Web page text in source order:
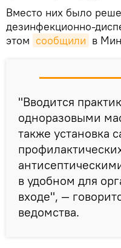
Вместо них было
дезинфекционно-
этом сообщили в
"Вводится
одноразовыми
также установка
в удобном для
входе", —
ведомства.